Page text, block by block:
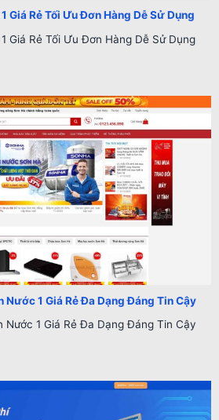
Giá Rẻ Tối Ưu Đơn Hàng Dễ Sử Dụng
Giá Rẻ Tối Ưu Đơn Hàng Dễ Sử Dụng
Nước 1 Giá Rẻ Đa Dạng Đáng Tin Cậy
Nước 1 Giá Rẻ Đa Dạng Đáng Tin Cậy